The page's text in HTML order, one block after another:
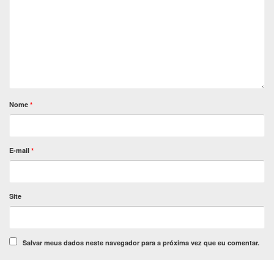
Nome *
E-mail *
Site
Salvar meus dados neste navegador para a próxima vez que eu comentar.